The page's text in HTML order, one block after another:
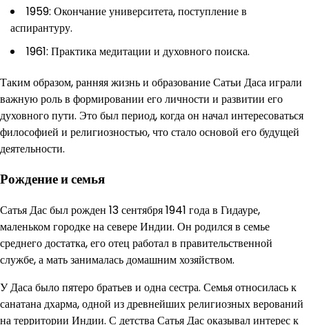
1959: Окончание университета, поступление в
аспирантуру.
1961: Практика медитации и духовного поиска.
Таким образом, ранняя жизнь и образование Сатьи Даса играли
важную роль в формировании его личности и развитии его
духовного пути. Это был период, когда он начал интересоваться
философией и религиозностью, что стало основой его будущей
деятельности.
Рождение и семья
Сатья Дас был рожден 13 сентября 1941 года в Гидауре,
маленьком городке на севере Индии. Он родился в семье
среднего достатка, его отец работал в правительственной
службе, а мать занималась домашним хозяйством.
У Даса было пятеро братьев и одна сестра. Семья относилась к
санатана дхарма, одной из древнейших религиозных верований
на территории Индии. С детства Сатья Дас оказывал интерес к